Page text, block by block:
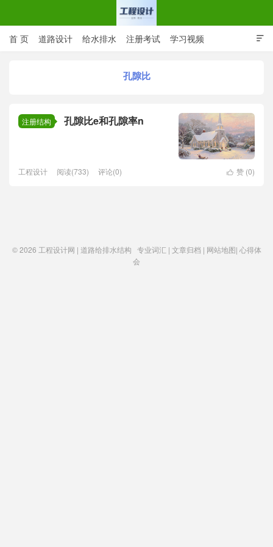

首 页 道路设计 给水排水 注册考试 学习视频
孔隙比
注册结构 孔隙比e和孔隙率n
 赞 (0)
工程设计 阅读(733) 评论(0)
© 2026 工程设计网 | 道路给排水结构 专业词汇 | 文章归档 | 网站地图| 心得体
会